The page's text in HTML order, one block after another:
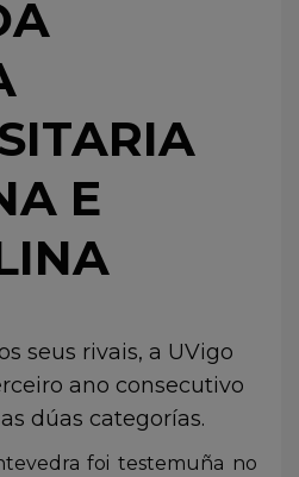
E
seus rivais, a UVigo
ano consecutivo
dúas categorías.
foi testemuña no